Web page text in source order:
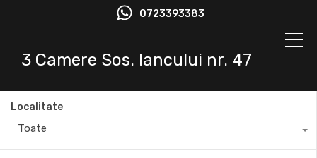
0723393383
3 Camere Sos. Iancului nr. 47
Localitate
Toate